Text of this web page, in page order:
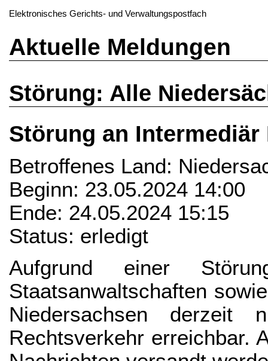
Elektronisches Gerichts- und Verwaltungspostfach
Aktuelle Meldungen
Störung: Alle
Störung an Intermediär
Betroffenes Land:
Beginn: 23.05.2024 14:00
Ende: 24.05.2024 15:15
Status: erledigt
Aufgrund einer
Staatsanwaltschaften
Niedersachsen derzeit
Rechtsverkehr erreichbar.